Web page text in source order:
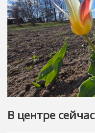
В центре сейчас